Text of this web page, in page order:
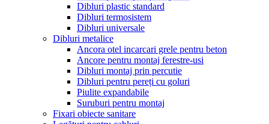
Dibluri plastic standard
Dibluri termosistem
Dibluri universale
Dibluri metalice
Ancora otel incarcari grele pentru beton
Ancore pentru montaj ferestre-usi
Dibluri montaj prin percutie
Dibluri pentru pereți cu goluri
Piulite expandabile
Suruburi pentru montaj
Fixari obiecte sanitare